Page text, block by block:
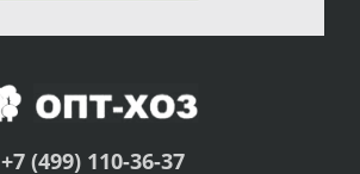
+7 (499) 110-36-37